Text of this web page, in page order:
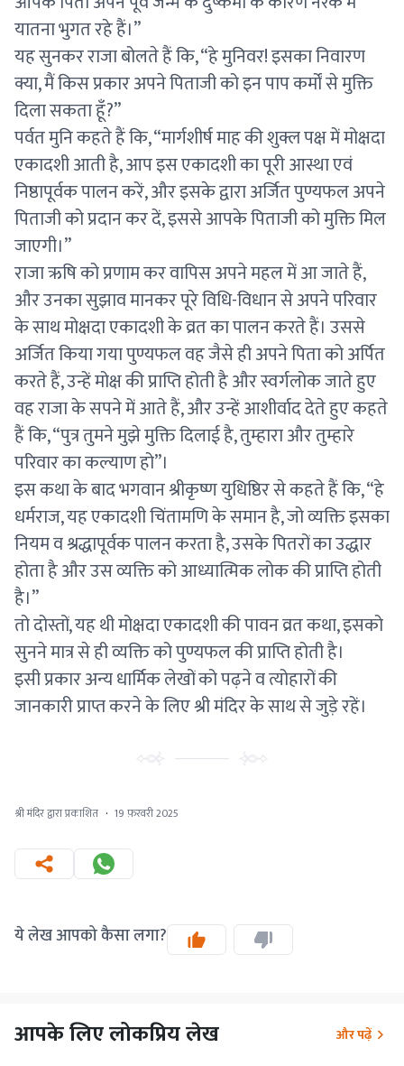
यातना भुगत रहे हैं।”
यह सुनकर राजा बोलते हैं कि, “हे मुनिवर! इसका निवारण
क्या, मैं किस प्रकार अपने पिताजी को इन पाप कर्मों से मुक्ति
दिला सकता हूँ?”
पर्वत मुनि कहते हैं कि, “मार्गशीर्ष माह की शुक्ल पक्ष में मोक्षदा
एकादशी आती है, आप इस एकादशी का पूरी आस्था एवं
निष्ठापूर्वक पालन करें, और इसके द्वारा अर्जित पुण्यफल अपने
पिताजी को प्रदान कर दें, इससे आपके पिताजी को मुक्ति मिल
जाएगी।”
राजा ऋषि को प्रणाम कर वापिस अपने महल में आ जाते हैं,
और उनका सुझाव मानकर पूरे विधि-विधान से अपने परिवार
के साथ मोक्षदा एकादशी के व्रत का पालन करते हैं। उससे
अर्जित किया गया पुण्यफल वह जैसे ही अपने पिता को अर्पित
करते हैं, उन्हें मोक्ष की प्राप्ति होती है और स्वर्गलोक जाते हुए
वह राजा के सपने में आते हैं, और उन्हें आशीर्वाद देते हुए कहते
हैं कि, “पुत्र तुमने मुझे मुक्ति दिलाई है, तुम्हारा और तुम्हारे
परिवार का कल्याण हो”।
इस कथा के बाद भगवान श्रीकृष्ण युधिष्ठिर से कहते हैं कि, “हे
धर्मराज, यह एकादशी चिंतामणि के समान है, जो व्यक्ति इसका
नियम व श्रद्धापूर्वक पालन करता है, उसके पितरों का उद्धार
होता है और उस व्यक्ति को आध्यात्मिक लोक की प्राप्ति होती
है।”
तो दोस्तों, यह थी मोक्षदा एकादशी की पावन व्रत कथा, इसको
सुनने मात्र से ही व्यक्ति को पुण्यफल की प्राप्ति होती है।
इसी प्रकार अन्य धार्मिक लेखों को पढ़ने व त्योहारों की
जानकारी प्राप्त करने के लिए श्री मंदिर के साथ से जुड़े रहें।
श्री मंदिर द्वारा प्रकाशित · 19 फ़रवरी 2025
ये लेख आपको कैसा लगा?
आपके लिए लोकप्रिय लेख और पढ़ें